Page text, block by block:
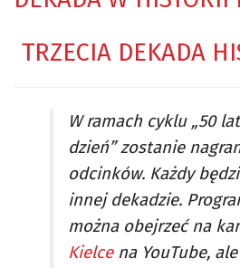
TRZECIA DEKADA
W ramach cyklu „50
dzień” zostanie
odcinków. Każdy
innej dekadzie.
można obejrzeć na
Kielcena YouTube,